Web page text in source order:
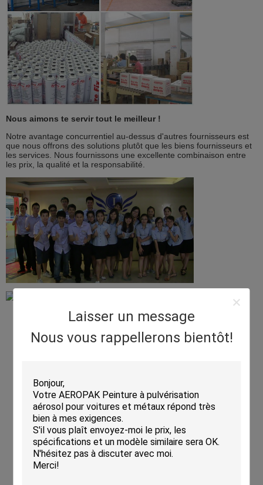
Laisser un message
Nous vous rappellerons bientôt!
Nous aimons te servir tout le meilleur !
Notre avantage concurrentiel au-dessus d'autres fournisseurs est
que nous offrons des solutions plutôt que les biens fournisseurs et
les services. Nous fournissons une excellente combinaison entre
les prix, la qualité et la responsabilité.